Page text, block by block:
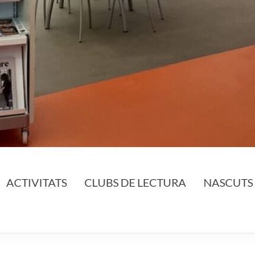
ACTIVITATS CLUBS DE LECTURA NASCUTS